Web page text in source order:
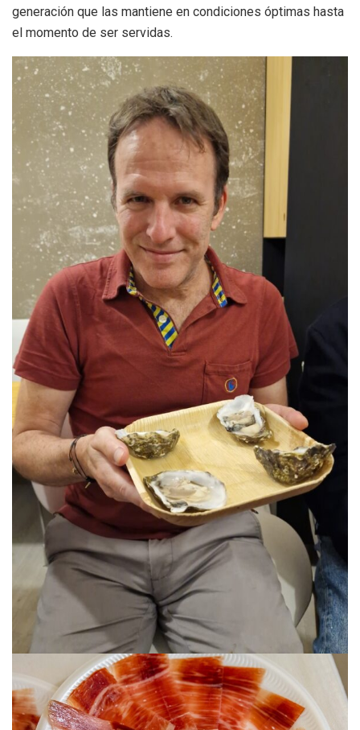
generación que las mantiene en condiciones óptimas hasta
el momento de ser servidas.